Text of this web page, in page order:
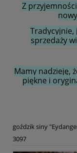
Z
sprzedaży
Mamy nadzieję,
piękne i
goździk siny
3097